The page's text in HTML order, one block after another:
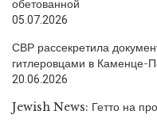
обетованной
05.07.2026
СВР рассекретила
гитлеровцами в Каменце-
20.06.2026
Jewish News: Гетто на